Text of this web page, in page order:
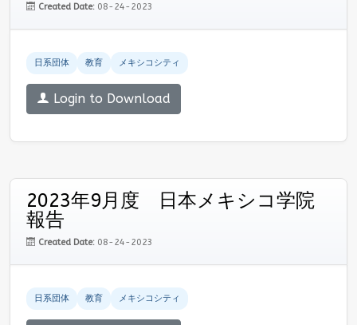
Created Date: 08-24-2023
日系団体 教育 メキシコシティ
Login to Download
2023年9月度 日本メキシコ学院
報告
Created Date: 08-24-2023
日系団体 教育 メキシコシティ